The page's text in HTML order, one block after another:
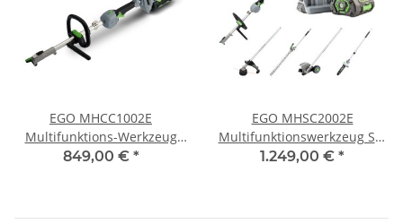
EGO MHCC1002E
Multifunktions-Werkzeug
Set+ HTA2000 + PSA100
849,00 € *
EGO MHSC2002E
Multifunktionswerkzeug Set
+ STA1500 + HTA2000 +
1.249,00 € *